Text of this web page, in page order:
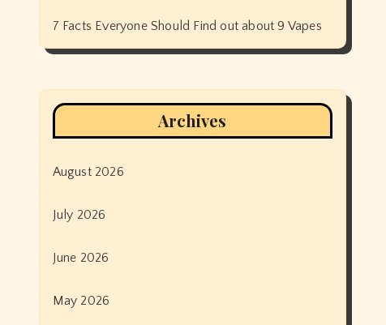
7 Facts Everyone Should Find out about 9 Vapes
Archives
August 2026
July 2026
June 2026
May 2026